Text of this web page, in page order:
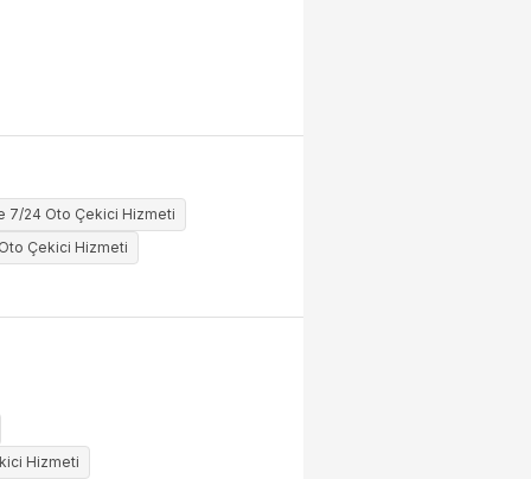
7/24 Oto Çekici Hizmeti
Çekici Hizmeti
Hizmeti